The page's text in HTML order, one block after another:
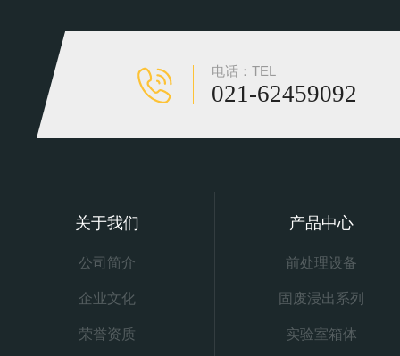
电话：TEL
021-62459092
关于我们
公司简介
企业文化
荣誉资质
产品中心
前处理设备
固废浸出系列
实验室箱体